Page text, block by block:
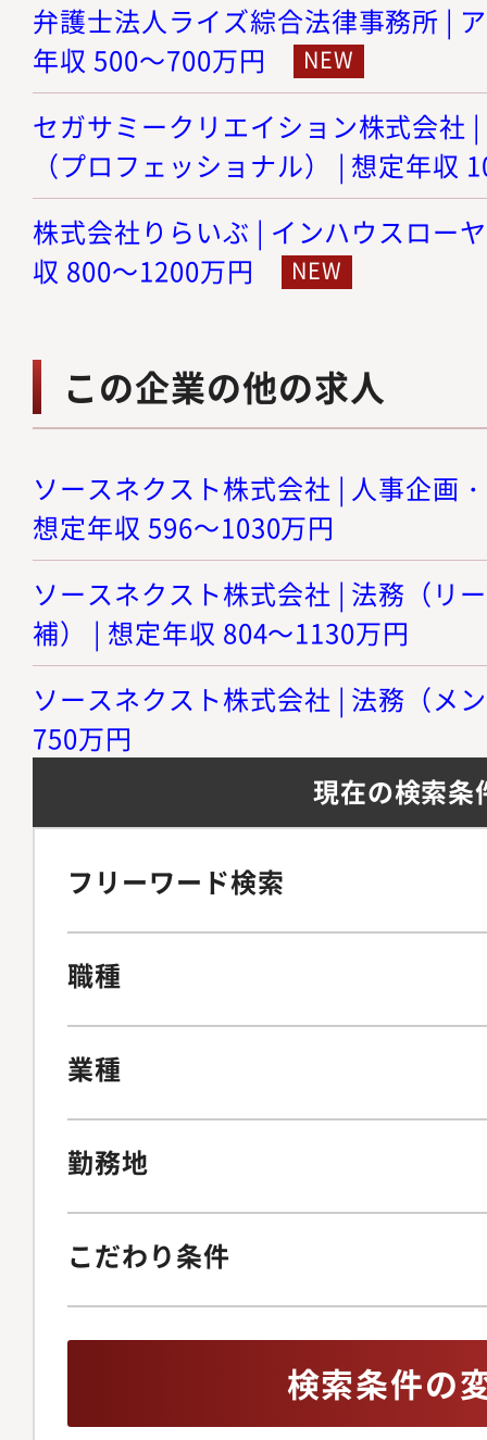
弁護士法人ライズ綜合法律事務所 |
年収 500～700万円
セガサミークリエイション株式会社
（プロフェッショナル） | 想定年収
株式会社りらいぶ | インハウスロー
収 800～1200万円
この企業の他の求人
ソースネクスト株式会社 | 人事企画
想定年収 596～1030万円
ソースネクスト株式会社 | 法務（リ
補） | 想定年収 804～1130万円
ソースネクスト株式会社 | 法務（メ
750万円
現在の検索条
フリーワード検索
職種
業種
勤務地
こだわり条件
検索条件の